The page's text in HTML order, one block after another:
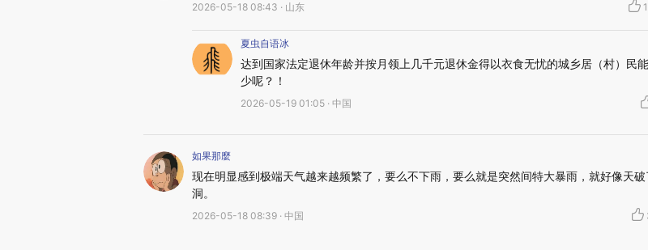
2026-05-18 08:43 · 山东
夏虫自语冰
达到国家法定退休年龄并按月领上几千元退休金得以衣食无忧的城乡居（村）民
少呢？！
2026-05-19 01:05 · 中国
如果那麼
现在明显感到极端天气越来越频繁了，要么不下雨，要么就是突然间特大暴雨，就好像天
洞。
2026-05-18 08:39 · 中国